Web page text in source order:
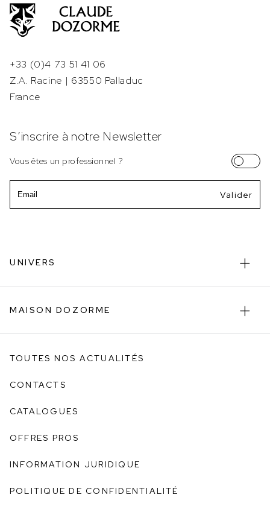
+33 (0)4 73 51 41 06
Z.A. Racine | 63550 Palladuc
France
S’inscrire à notre Newsletter
Vous êtes un professionnel ?
UNIVERS
MAISON DOZORME
TOUTES NOS ACTUALITÉS
CONTACTS
CATALOGUES
OFFRES PROS
INFORMATION JURIDIQUE
POLITIQUE DE CONFIDENTIALITÉ